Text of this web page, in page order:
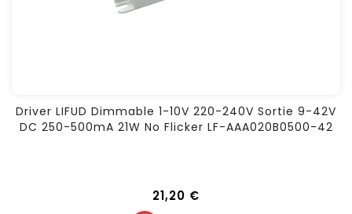
Driver LIFUD Dimmable 1-10V 220-240V Sortie 9-42V
DC 250-500mA 21W No Flicker LF-AAA020B0500-42
21,20 €